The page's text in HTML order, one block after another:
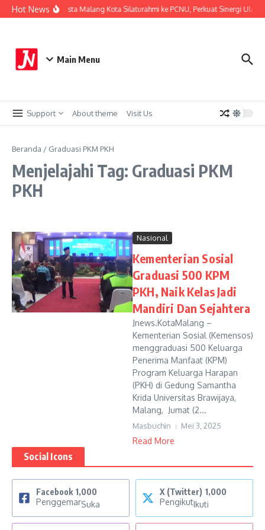
Lewati ke konten
Hot NewsKapolresta Malang Kota Silaturahmi ke PCNU, Perkuat Sinergi
Main Menu
Support About theme Visit Us
Beranda / Graduasi PKM PKH
Menjelajahi Tag: Graduasi PKM
PKH
Nasional
Kementerian Sosial
Graduasi 500 KPM
PKH, Naik Kelas Jadi
Mandiri Dan Sejahtera
Jnews.KotaMalang –
Kementerian Sosial (Kemensos)
menggraduasi 500 Keluarga
Penerima Manfaat (KPM)
Program Keluarga Harapan
(PKH) di Gedung Samantha
Krida Universitas Brawijaya,
Malang, Jumat (2...
Masbuchin Mei 3, 2025
Read More
Social Icons
Facebook 1,000
PenggemarSuka
X (Twitter) 1,000
PengikutIkuti